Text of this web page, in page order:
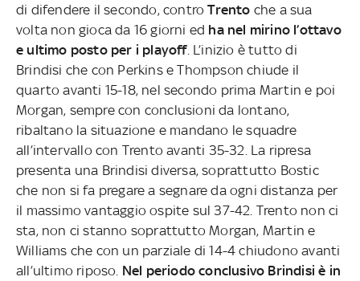
di difendere il secondo, controTrento che a sua
volta non gioca da 16 giorni ed ha nel mirino l’ottavo
e ultimo posto per i playoff. L’inizio è tutto di
Brindisi che con Perkins e Thompson chiude il
quarto avanti 15-18, nel secondo prima Martin e poi
Morgan, sempre con conclusioni da lontano,
ribaltano la situazione e mandano le squadre
all’intervallo con Trento avanti 35-32. La ripresa
presenta una Brindisi diversa, soprattutto Bostic
che non si fa pregare a segnare da ogni distanza per
il massimo vantaggio ospite sul 37-42. Trento non ci
sta, non ci stanno soprattutto Morgan, Martin e
Williams che con un parziale di 14-4 chiudono avanti
all’ultimo riposo. Nel periodo conclusivo Brindisi è in